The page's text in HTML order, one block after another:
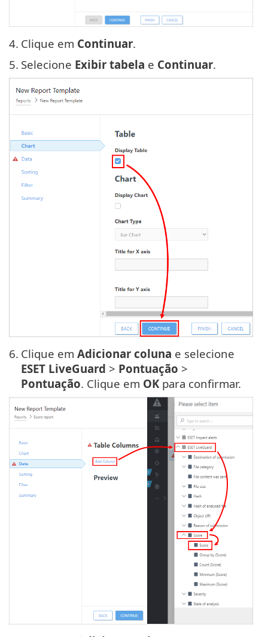
4. Clique em Continuar.
5. Selecione Exibir tabela e Continuar.
6. Clique em Adicionar coluna e selecione
ESET LiveGuard > Pontuação >
Pontuação. Clique em OKpara confirmar.